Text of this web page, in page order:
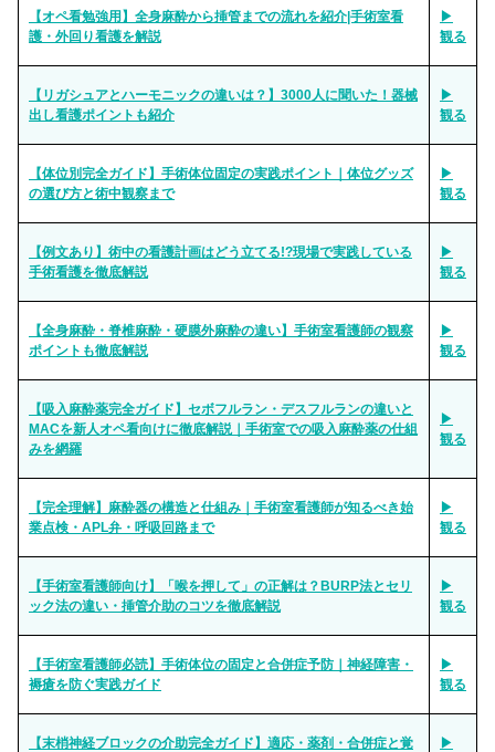
【オペ看勉強用】全身麻酔から挿管までの流れを紹介|手術室看
護・外回り看護を解説
▶
観る
【リガシュアとハーモニックの違いは？】3000人に聞いた！器械
出し看護ポイントも紹介
▶
観る
【体位別完全ガイド】手術体位固定の実践ポイント｜体位グッズ
の選び方と術中観察まで
▶
観る
【例文あり】術中の看護計画はどう立てる!?現場で実践している
手術看護を徹底解説
▶
観る
【全身麻酔・脊椎麻酔・硬膜外麻酔の違い】手術室看護師の観察
ポイントも徹底解説
▶
観る
【吸入麻酔薬完全ガイド】セボフルラン・デスフルランの違いと
MACを新人オペ看向けに徹底解説｜手術室での吸入麻酔薬の仕組
みを網羅
▶
観る
【完全理解】麻酔器の構造と仕組み｜手術室看護師が知るべき始
業点検・APL弁・呼吸回路まで
▶
観る
【手術室看護師向け】「喉を押して」の正解は？BURP法とセリ
ック法の違い・挿管介助のコツを徹底解説
▶
観る
【手術室看護師必読】手術体位の固定と合併症予防｜神経障害・
褥瘡を防ぐ実践ガイド
▶
観る
【末梢神経ブロックの介助完全ガイド】適応・薬剤・合併症と覚
▶